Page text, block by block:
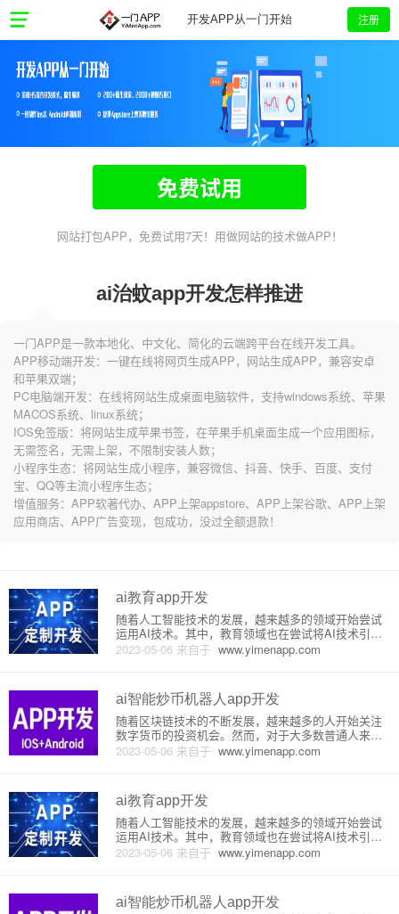
开发APP从一门开始 注册
免费试用
网站打包APP，免费试用7天！用做网站的技术做APP！
ai治蚊app开发怎样推进
一门APP是一款本地化、中文化、简化的云端跨平台在线开发工具。
APP移动端开发：一键在线将网页生成APP，网站生成APP，兼容安卓
和苹果双端；
PC电脑端开发：在线将网站生成桌面电脑软件，支持windows系统、苹果
MACOS系统、linux系统；
IOS免签版：将网站生成苹果书签，在苹果手机桌面生成一个应用图标，
无需签名，无需上架，不限制安装人数；
小程序生态：将网站生成小程序，兼容微信、抖音、快手、百度、支付
宝、QQ等主流小程序生态；
增值服务：APP软著代办、APP上架appstore、APP上架谷歌、APP上架
应用商店、APP广告变现，包成功，没过全额退款！
ai教育app开发
2023-05-06 来自于 www.yimenapp.com
随着人工智能技术的发展，越来越多的领域开始尝试
运用AI技术。其中，教育领域也在尝试将AI技术引入
教育中，以实现更加个性化、有效的教学。为了实现
这一目标，许多教育机构和企业开始开发AI教育Ap
App的原理是利
ai智能炒币机器人app开发
2023-05-06 来自于 www.yimenapp.com
随着区块链技术的不断发展，越来越多的人开始关注
数字货币的投资机会。然而，对于大多数普通人来
说，炒币并不是一件容易的事情。因为需要看盘、分
析市场走势、了解各种指标等等。而这些对于不懂技
需求，市场上出现了越来越多的
ai教育app开发
2023-05-06 来自于 www.yimenapp.com
随着人工智能技术的发展，越来越多的领域开始尝试
运用AI技术。其中，教育领域也在尝试将AI技术引入
教育中，以实现更加个性化、有效的教学。为了实现
这一目标，许多教育机构和企业开始开发AI教育Ap
App的原理是利
ai智能炒币机器人app开发